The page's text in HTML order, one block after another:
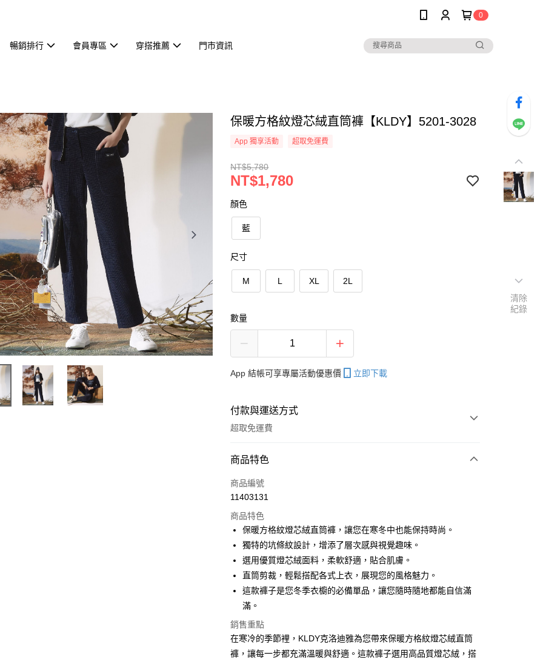
0
暢銷排行 會員專區 穿搭推薦 門市資訊
保暖方格紋燈芯絨直筒褲【KLDY】5201-3028
App 獨享活動 超取免運費
NT$5,780
NT$1,780
顏色
藍
尺寸
M L XL 2L
數量
App 結帳可享專屬活動優惠價 立即下載
付款與運送方式
超取免運費
付款方式
信用卡一次付款
ATM付款
運送方式
全家取貨付款
免運費
付款後全家取貨
免運費
商品特色
商品編號
11403131
商品特色
保暖方格紋燈芯絨直筒褲，讓您在寒冬中也能保持時尚。
獨特的坑條紋設計，增添了層次感與視覺趣味。
選用優質燈芯絨面料，柔軟舒適，貼合肌膚。
直筒剪裁，輕鬆搭配各式上衣，展現您的風格魅力。
這款褲子是您冬季衣櫥的必備單品，讓您隨時隨地都能自信滿
滿。
銷售重點
在寒冷的季節裡，KLDY克洛迪雅為您帶來保暖方格紋燈芯絨直筒
褲，讓每一步都充滿溫暖與舒適。這款褲子選用高品質燈芯絨，搭
清除
紀錄